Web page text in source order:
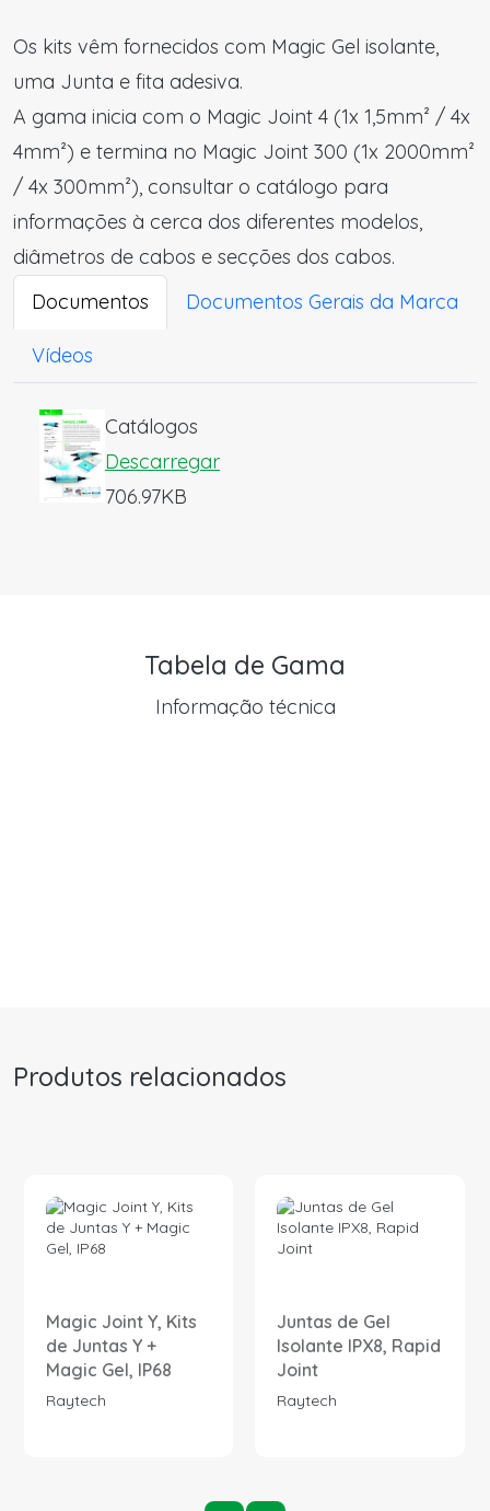
Os kits vêm fornecidos com Magic Gel isolante,
uma Junta e fita adesiva.
A gama inicia com o Magic Joint 4 (1x 1,5mm² / 4x
4mm²) e termina no Magic Joint 300 (1x 2000mm²
/ 4x 300mm²), consultar o catálogo para
informações à cerca dos diferentes modelos,
diâmetros de cabos e secções dos cabos.
Documentos
Documentos Gerais da Marca
Vídeos
Catálogos
Descarregar
706.97KB
Tabela de Gama
Informação técnica
Produtos relacionados
Magic Joint Y, Kits
de Juntas Y +
Magic Gel, IP68
Raytech
Juntas de Gel
Isolante IPX8, Rapid
Joint
Raytech